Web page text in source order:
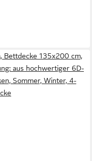
Bettdecke 135x200 cm,
aus hochwertiger 6D-
Sommer, Winter, 4-